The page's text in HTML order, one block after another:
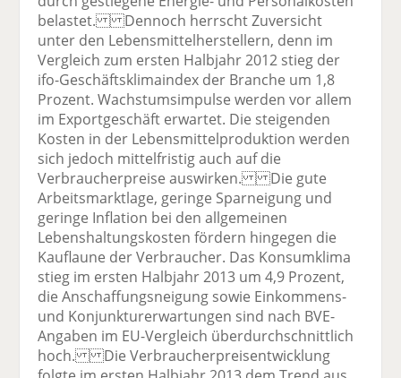
belastet. Dennoch herrscht Zuversicht
unter den Lebensmittelherstellern, denn im
Vergleich zum ersten Halbjahr 2012 stieg der
ifo-Geschäftsklimaindex der Branche um 1,8
Prozent. Wachstumsimpulse werden vor allem
im Exportgeschäft erwartet. Die steigenden
Kosten in der Lebensmittelproduktion werden
sich jedoch mittelfristig auch auf die
Verbraucherpreise auswirken. Die gute
Arbeitsmarktlage, geringe Sparneigung und
geringe Inflation bei den allgemeinen
Lebenshaltungskosten fördern hingegen die
Kauflaune der Verbraucher. Das Konsumklima
stieg im ersten Halbjahr 2013 um 4,9 Prozent,
die Anschaffungsneigung sowie Einkommens-
und Konjunkturerwartungen sind nach BVE-
Angaben im EU-Vergleich überdurchschnittlich
hoch. Die Verbraucherpreisentwicklung